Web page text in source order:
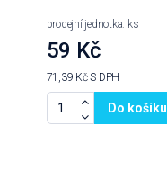
prodejní jednotka: ks
59 Kč
71,39 KčS DPH
Do košíku